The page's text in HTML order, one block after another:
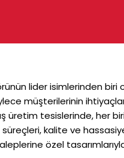
lider isimlerinden biri
müşterilerinin
üretim tesislerinde, her
kalite ve
özel